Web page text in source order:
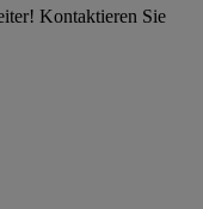
Kontaktieren Sie